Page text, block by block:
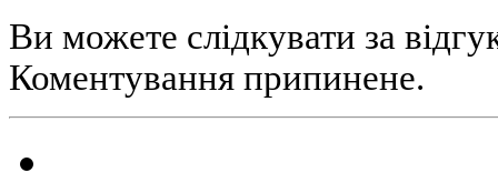
Ви можете слідкувати за
Коментування припинене.